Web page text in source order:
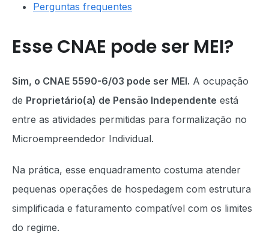
Perguntas frequentes
Esse CNAE pode ser MEI?
Sim, o CNAE 5590-6/03 pode ser MEI. A ocupação
de Proprietário(a) de Pensão Independente está
entre as atividades permitidas para formalização no
Microempreendedor Individual.
Na prática, esse enquadramento costuma atender
pequenas operações de hospedagem com estrutura
simplificada e faturamento compatível com os limites
do regime.